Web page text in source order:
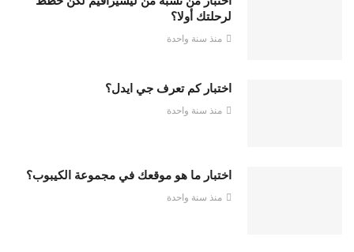
لرحلتك أولا؟
منذ سنة واحدة
اختبار كم تعرف جي ايدل؟
منذ سنة واحدة
اختبار ما هو موقعك في مجموعة الكيبوب؟
منذ سنة واحدة